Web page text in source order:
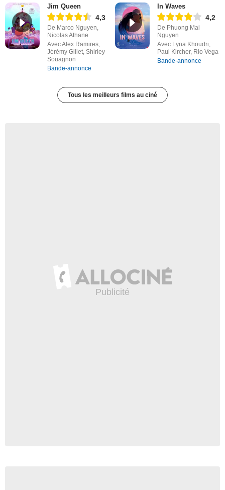
Jim Queen
4,3
De Marco Nguyen,
Nicolas Athane
Avec Alex Ramires,
Jérémy Gillet, Shirley
Souagnon
Bande-annonce
In Waves
4,2
De Phuong Mai
Nguyen
Avec Lyna Khoudri,
Paul Kircher, Rio Vega
Bande-annonce
Tous les meilleurs films au ciné